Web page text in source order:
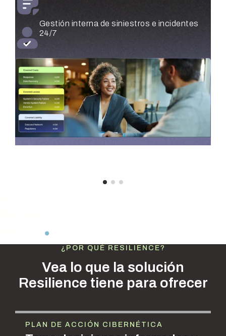
Gestión interna de siniestros e incidentes
24/7
financieramente
Pruebas y validación de escenarios de ataque
del mundo real
importantes, clasificados por impacto
monetario
Monitorice las amenazas en toda su
¿POR QUÉ RESILIENCE?
Vea lo que la solución
Resilience tiene para ofrecer
PLAN DE ACCIÓN CIBERNÉTICA